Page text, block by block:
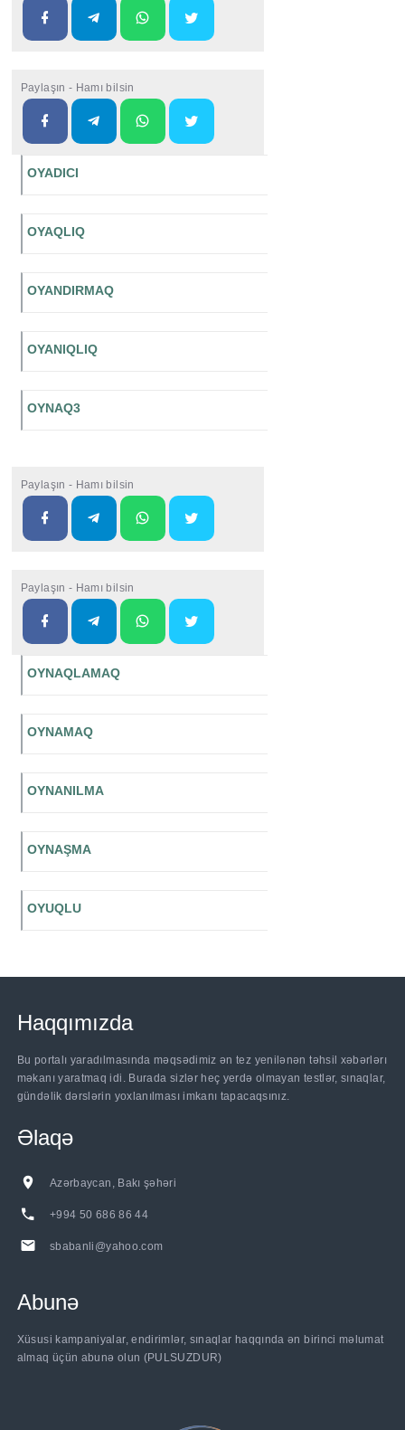
Paylaşın - Hamı bilsin
OYADICI
OYAQLIQ
OYANDIRMAQ
OYANIQLIQ
OYNAQ3
Paylaşın - Hamı bilsin
Paylaşın - Hamı bilsin
OYNAQLAMAQ
OYNAMAQ
OYNANILMA
OYNAŞMA
OYUQLU
Haqqımızda
Bu portalı yaradılmasında məqsədimiz ən tez yenilənən təhsil xəbərlərı
məkanı yaratmaq idi. Burada sizlər heç yerdə olmayan testlər, sınaqlar,
gündəlik dərslərin yoxlanılması imkanı tapacaqsınız.
Əlaqə
Azərbaycan, Bakı şəhəri
+994 50 686 86 44
sbabanli@yahoo.com
Abunə
Xüsusi kampaniyalar, endirimlər, sınaqlar haqqında ən birinci məlumat
almaq üçün abunə olun (PULSUZDUR)